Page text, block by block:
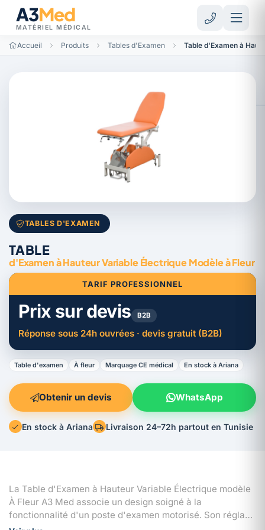
A3Med
MATÉRIEL MÉDICAL
Accueil Produits Tables d'Examen Table d'Examen à
TABLES D'EXAMEN
TABLE
d'Examen à Hauteur Variable Électrique Modèle à Fleur
TARIF PROFESSIONNEL
Prix sur devis B2B
Réponse sous 24h ouvrées · devis gratuit (B2B)
Table d'examen À fleur Marquage CE médical En stock à Ariana
Obtenir un devis WhatsApp
En stock à Ariana Livraison 24–72h partout en Tunisie
La Table d'Examen à Hauteur Variable Électrique modèle
À Fleur A3 Med associe un design soigné à la
fonctionnalité d'un poste d'examen motorisé. Son réglage